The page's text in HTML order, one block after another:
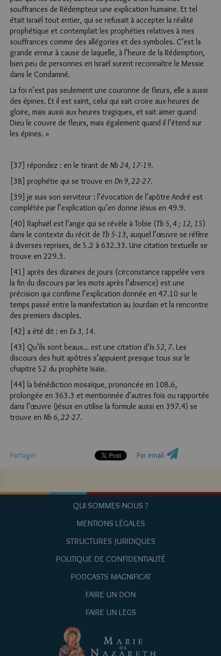
souffrances de Rédempteur une explication humaine. Et tel
était Israël tout entier, qui se refusait à accepter la réalité
prophétique et contemplait les prophéties relatives à mes
souffrances comme des allégories et des symboles. C’est la
grande erreur à cause de laquelle, à l’heure de la Rédemption,
bien peu de personnes en Israël surent reconnaître le Messie
dans le Condamné.
La foi n’est pas seulement une couronne de fleurs, elle a aussi
des épines. Et il est saint, celui qui sait croire aux heures de
gloire, mais aussi aux heures tragiques, et sait aimer quand
Dieu le couvre de fleurs, mais également quand il l’étend sur
les épines. »
[37] répondez : en le tirant de Nb 24, 17-19.
[38] prophétie qui se trouve en Dn 9, 22-27.
[39] je suis son serviteur : l’évocation de l’apôtre André est
complétée par l’explication qu’en donne Jésus en 49.9.
[40] Raphaël est l’ange qui se révèle à Tobie (Tb 5, 4 ; 12, 15)
dans le contexte du récit de Tb 5-13, auquel l’œuvre se réfère
à diverses reprises, de 5.2 à 632.33. Une citation textuelle se
trouve en 229.3.
[41] après des dizaines de jours (circonstance rappelée vers
la fin du discours par les mots après l’absence) est une
précision qui confirme l’explication donnée en 47.10 sur le
temps passé entre la manifestation au Jourdain et la rencontre
des premiers disciples.
[42] a été dit : en Ex 3, 14.
[43] Qu’ils sont beaux… est une citation d’Is 52, 7. Les
discours des huit apôtres s’appuient presque tous sur le
chapitre 52 du prophète Isaïe.
[44] la bénédiction mosaïque, prononcée en 108.6,
prolongée en 363.3 et mentionnée d’autres fois ou rapportée
dans l’œuvre (Jésus en utilise la formule aussi en 397.4) se
trouve en Nb 6, 22-27.
Partager Par email
QUI SOMMES-NOUS ?
MENTIONS LÉGALES
STRUCTURES JURIDIQUES
POLITIQUE DE CONFIDENTIALITÉ
PODCASTS MAGNIFICAT
FAIRE UN DON
FAIRE UN LEGS